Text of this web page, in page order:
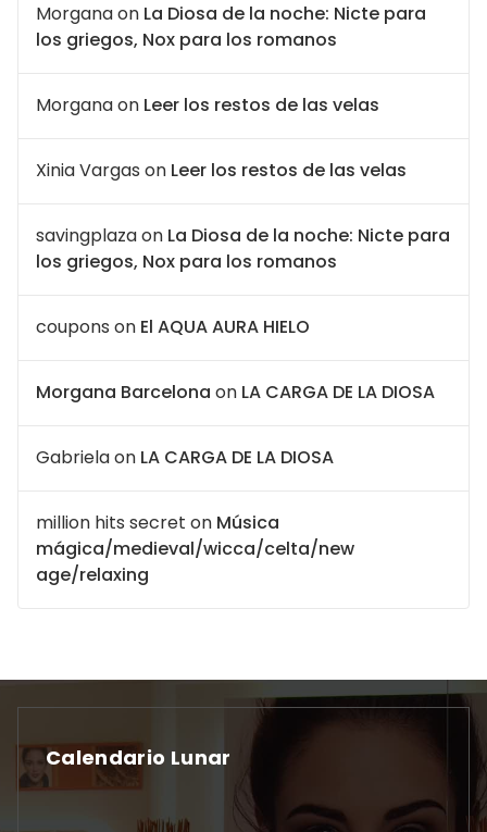
Morganaon La Diosa de la noche: Nicte para
los griegos, Nox para los romanos
Morganaon Leer los restos de las velas
Xinia Vargas on Leer los restos de las velas
savingplazaon La Diosa de la noche: Nicte para
los griegos, Nox para los romanos
coupons on El AQUA AURA HIELO
Morgana Barcelona on LA CARGA DE LA DIOSA
Gabrielaon LA CARGA DE LA DIOSA
million hits secret on Música
mágica/medieval/wicca/celta/new
age/relaxing
Calendario Lunar